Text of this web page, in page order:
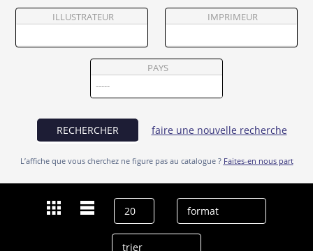
Vendre
ILLUSTRATEUR IMPRIMEUR
PAYS
RECHERCHER faire une nouvelle recherche
L’affiche que vous cherchez ne figure pas au catalogue ? Faites-en nous part